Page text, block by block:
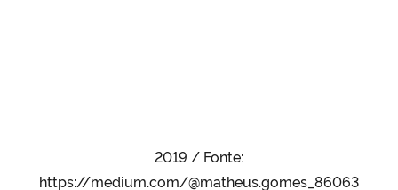
2019 / Fonte:
https://medium.com/@matheus.gomes_86063